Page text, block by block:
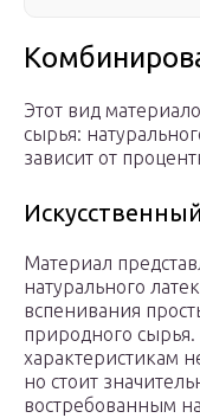
Этот вид
сырья:
зависит от
Материал
натурального
вспенивания
природного
характеристикам
но стоит
востребованным